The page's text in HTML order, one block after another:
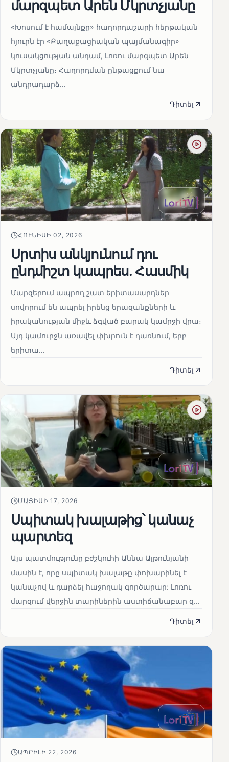
մարզպետ Արեն Մկրտչյանը
«Խոսում է համայնքը» հաղորդաշարի հերթական
հյուրն էր «Քաղաքացիական պայմանագիր»
կուսակցության անդամ, Լոռու մարզպետ Արեն
Մկրտչյանը։ Հաղորդման ընթացքում նա
անդրադարձ...
Դիտել
ՀՈՒՆԻՍԻ 02, 2026
Սրտիս անկյունում դու
ընդմիշտ կապրես. Հասմիկ
Մարզերում ապրող շատ երիտասարդներ
սովորում են ապրել իրենց երազանքների և
իրականության միջև ձգված բարակ կամրջի վրա։
Այդ կամուրջն առավել փխրուն է դառնում, երբ
երիտա...
Դիտել
ՄԱՅԻՍԻ 17, 2026
Սպիտակ խալաթից՝ կանաչ
պարտեզ
Այս պատմությունը բժշկուհի Աննա Ալթունյանի
մասին է, որը սպիտակ խալաթը փոխարինել է
կանաչով և դարձել հաջողակ գործարար: Լոռու
մարզում վերջին տարիներին աստիճանաբար զ...
Դիտել
ԱՊՐԻԼԻ 22, 2026